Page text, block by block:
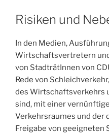
Risiken und
In den Medien,
Wirtschaftsvertretern
von StadträtInnen von
Rede von
des Wirtschaftsverkehrs
sind, mit einer
Verkehrsraumes und der
Freigabe von geeigneten